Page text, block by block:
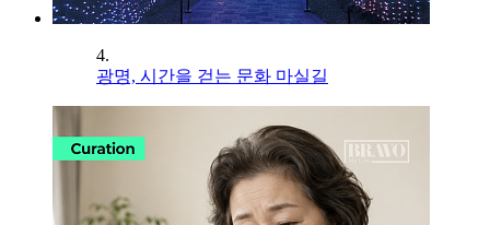
4.
광명, 시간을 걷는 문화 마실길